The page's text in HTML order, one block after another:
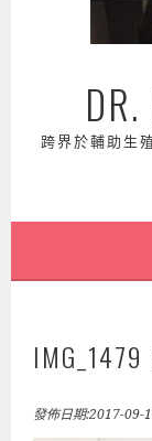
跨界於輔助生
IMG_1479
發佈日期:2017-09-